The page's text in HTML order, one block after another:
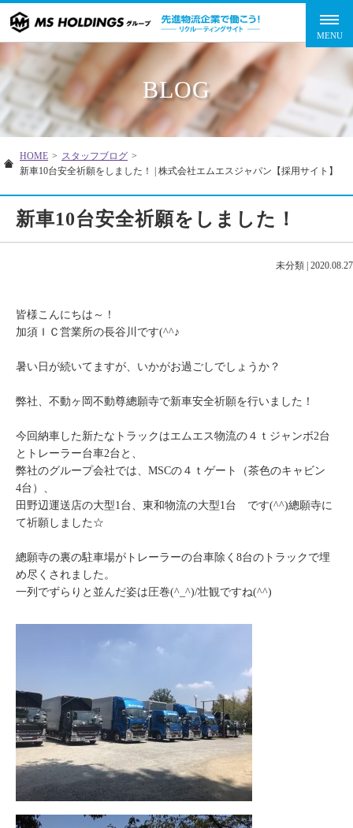
BLOG
HOME > スタッフブログ >
新車10台安全祈願をしました！ | 株式会社エムエスジャパン【採用サイト】
新車10台安全祈願をしました！
未分類 2020.08.27
皆様こんにちは～！
加須ＩＣ営業所の長谷川です(^^♪
暑い日が続いてますが、いかがお過ごしでしょうか？
弊社、不動ヶ岡不動尊總願寺で新車安全祈願を行いました！
今回納車した新たなトラックはエムエス物流の４ｔジャンボ2台
とトレーラー台車2台と、
弊社のグループ会社では、MSCの４ｔゲート（茶色のキャビン
4台）、
田野辺運送店の大型1台、東和物流の大型1台 です(^^)總願寺に
て祈願しました☆
總願寺の裏の駐車場がトレーラーの台車除く8台のトラックで埋
め尽くされました。
一列でずらりと並んだ姿は圧巻(^_^)/壮観ですね(^^)